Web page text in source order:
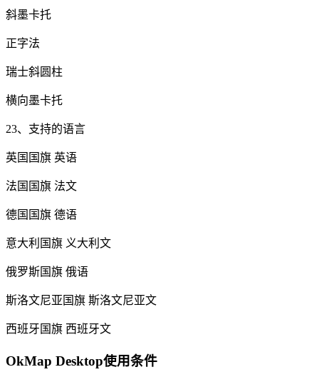
斜墨卡托
正字法
瑞士斜圆柱
横向墨卡托
23、支持的语言
英国国旗 英语
法国国旗 法文
德国国旗 德语
意大利国旗 义大利文
俄罗斯国旗 俄语
斯洛文尼亚国旗 斯洛文尼亚文
西班牙国旗 西班牙文
OkMap Desktop使用条件